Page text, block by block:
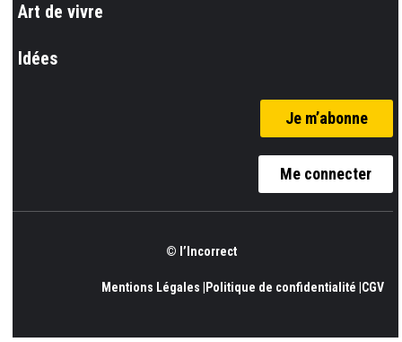
Art de vivre
Idées
Je m’abonne
Me connecter
© l’Incorrect
Mentions Légales |Politique de confidentialité |CGV